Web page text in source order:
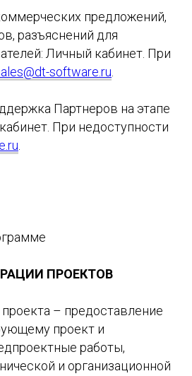
предложений,
разъяснений для
Личный кабинет. При
software.ru
Партнеров на этапе
При недоступности
ПРОЕКТОВ
– предоставление
проект и
работы,
и организационной